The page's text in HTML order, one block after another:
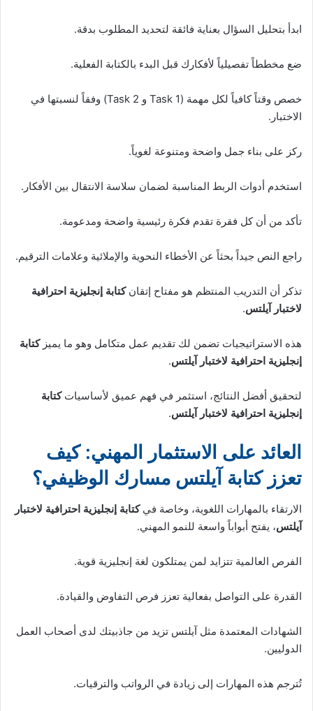
ابدأ بتحليل السؤال بعناية فائقة لتحديد المطلوب بدقة.
ضع مخططاً تفصيلياً لأفكارك قبل البدء بالكتابة الفعلية.
خصص وقتاً كافياً لكل مهمة (Task 1 و Task 2) وفقاً لنسبتها في
الاختبار.
ركز على بناء جمل واضحة ومتنوعة لغوياً.
استخدم أدوات الربط المناسبة لضمان سلاسة الانتقال بين الأفكار.
تأكد من أن كل فقرة تقدم فكرة رئيسية واضحة ومدعومة.
راجع النص جيداً بحثاً عن الأخطاء النحوية والإملائية وعلامات الترقيم.
تذكر أن التدريب المنتظم هو مفتاح إتقانكتابة إنجليزية احترافية
لاختبار آيلتس.
هذه الاستراتيجيات تضمن لك تقديم عمل متكامل وهو ما يميزكتابة
إنجليزية احترافية لاختبار آيلتس.
لتحقيق أفضل النتائج، استثمر في فهم عميق لأساسياتكتابة
إنجليزية احترافية لاختبار آيلتس.
العائد على الاستثمار المهني: كيف
تعزز كتابة آيلتس مسارك الوظيفي؟
الارتقاء بالمهارات اللغوية، وخاصة فيكتابة إنجليزية احترافية لاختبار
آيلتس، يفتح أبواباً واسعة للنمو المهني.
الفرص العالمية تتزايد لمن يمتلكون لغة إنجليزية قوية.
القدرة على التواصل بفعالية تعزز فرص التفاوض والقيادة.
الشهادات المعتمدة مثل آيلتس تزيد من جاذبيتك لدى أصحاب العمل
الدوليين.
تُترجم هذه المهارات إلى زيادة في الرواتب والترقيات.